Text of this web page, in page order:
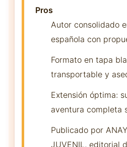
Pros
Autor consolidado
española con
Formato en tapa
transportable y
Extensión óptima:
aventura completa
Publicado por
JUVENIL, editorial